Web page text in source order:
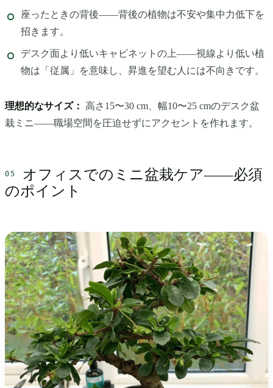
座ったときの背後——背後の植物は不安や集中力低下を
招きます。
デスク面より低いキャビネットの上——視線より低い植
物は「従属」を意味し、昇進を望む人には不向きです。
理想的なサイズ： 高さ15〜30 cm、幅10〜25 cmのデスク盆
栽ミニ——職場空間を圧迫せずにアクセントを作れます。
オフィスでのミニ盆栽ケア——必須
のポイント